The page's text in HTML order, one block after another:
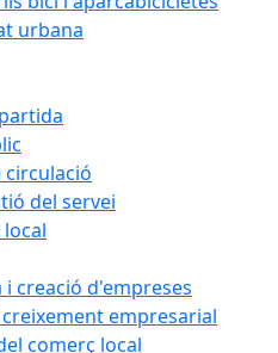
urbana
circulació
del servei
creació d'empreses
empresarial
comerç local